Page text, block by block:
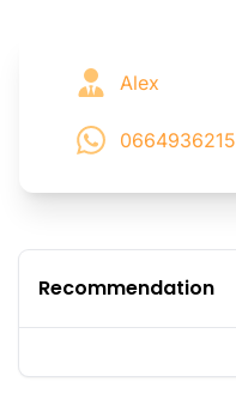
Alex
0664936215
Recommendation